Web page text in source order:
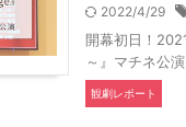
2022/4/29
開幕初日！
～』マチネ公
観劇レポート